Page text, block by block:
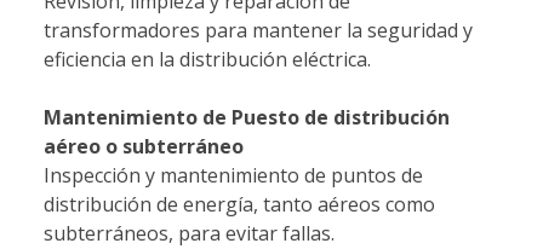
transformadores para mantener la seguridad y
eficiencia en la distribución eléctrica.
Mantenimiento de Puesto de distribución
aéreo o subterráneo
Inspección y mantenimiento de puntos de
distribución de energía, tanto aéreos como
subterráneos, para evitar fallas.